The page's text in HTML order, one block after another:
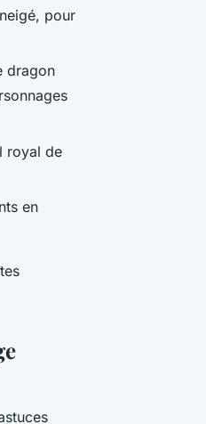
pour
dragon
royal de
en